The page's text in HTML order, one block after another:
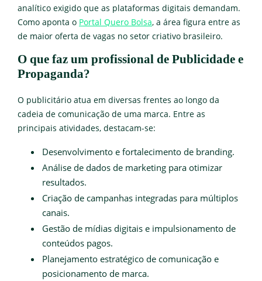
analítico exigido que as plataformas digitais demandam.
Como aponta o Portal Quero Bolsa, a área figura entre as
de maior oferta de vagas no setor criativo brasileiro.
O que faz um profissional de Publicidade e
Propaganda?
O publicitário atua em diversas frentes ao longo da
cadeia de comunicação de uma marca. Entre as
principais atividades, destacam-se:
Desenvolvimento e fortalecimento de branding.
Análise de dados de marketing para otimizar
resultados.
Criação de campanhas integradas para múltiplos
canais.
Gestão de mídias digitais e impulsionamento de
conteúdos pagos.
Planejamento estratégico de comunicação e
posicionamento de marca.